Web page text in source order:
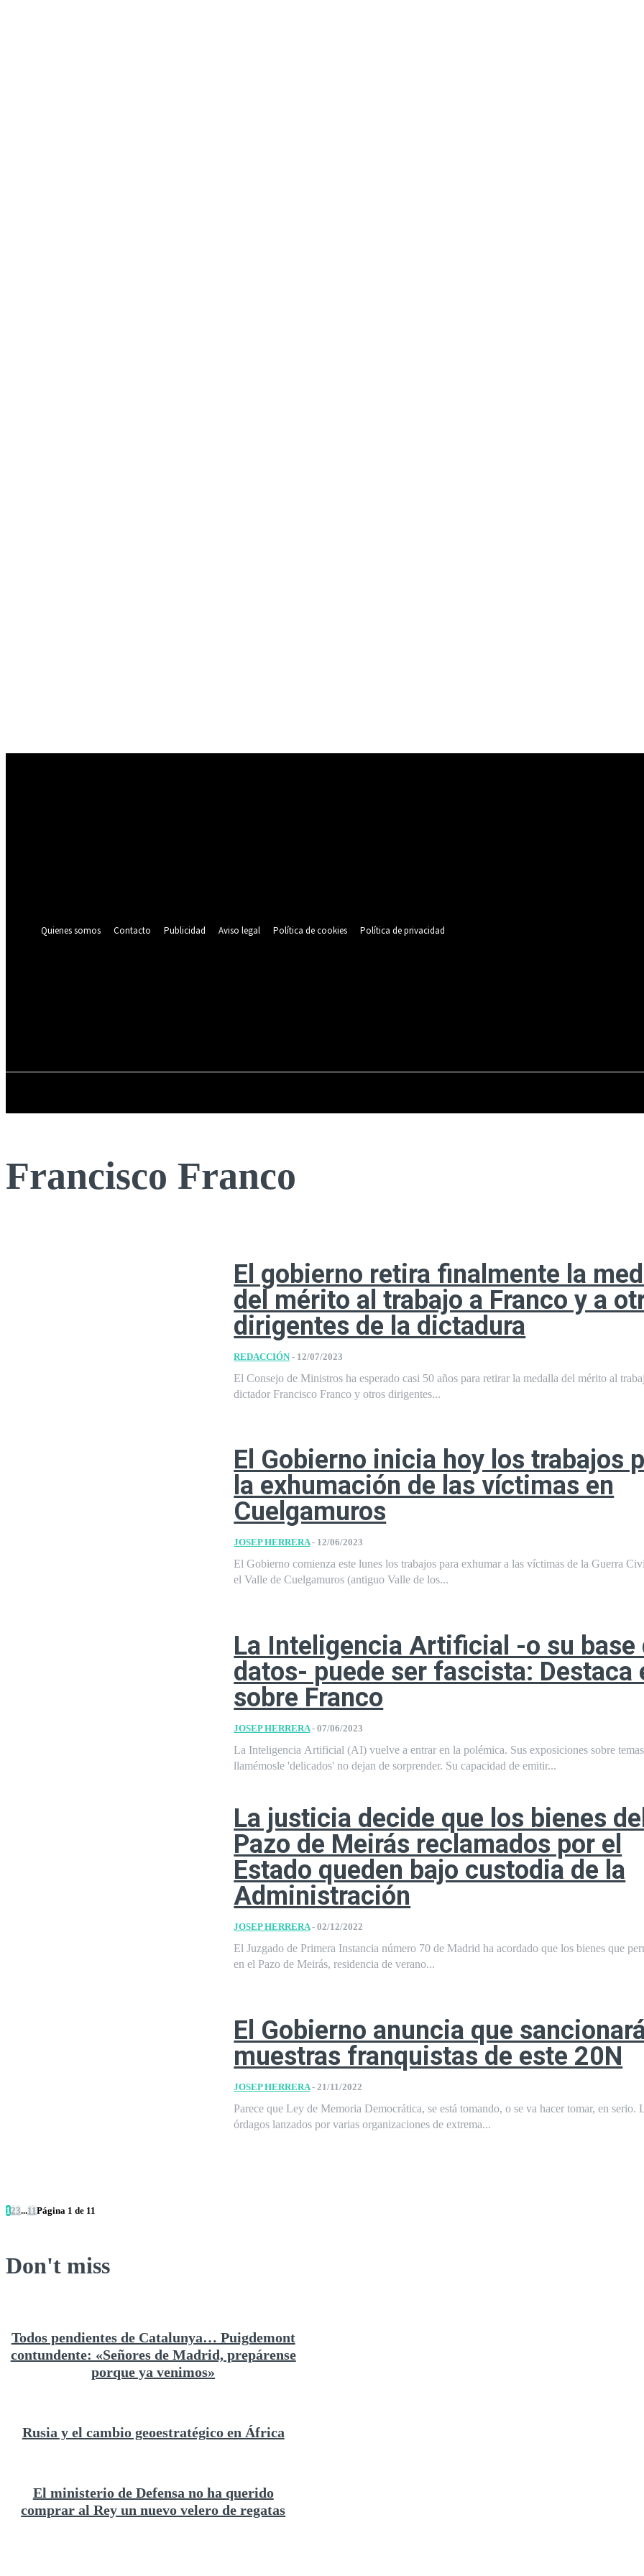
Quienes somos
Contacto Publicidad Aviso legal Política de cookies Política de privacidad
Francisco Franco
El gobierno retira finalmente la
del mérito al trabajo a Franco y a
dirigentes de la dictadura
REDACCIÓN - 12/07/2023
El Consejo de Ministros ha esperado casi 50 años para retirar la medalla del mérito al
dictador Francisco Franco y otros dirigentes...
El Gobierno inicia hoy los trabajos
la exhumación de las víctimas en
Cuelgamuros
JOSEP HERRERA - 12/06/2023
El Gobierno comienza este lunes los trabajos para exhumar a las víctimas de la Guerra
el Valle de Cuelgamuros (antiguo Valle de los...
La Inteligencia Artificial -o su base
datos- puede ser fascista: Destaca
sobre Franco
JOSEP HERRERA - 07/06/2023
La Inteligencia Artificial (AI) vuelve a entrar en la polémica. Sus exposiciones sobre temas
llamémosle 'delicados' no dejan de sorprender. Su capacidad de emitir...
La justicia decide que los bienes del
Pazo de Meirás reclamados por el
Estado queden bajo custodia de la
Administración
JOSEP HERRERA - 02/12/2022
El Juzgado de Primera Instancia número 70 de Madrid ha acordado que los bienes que
en el Pazo de Meirás, residencia de verano...
El Gobierno anuncia que
muestras franquistas de este 20N
JOSEP HERRERA - 21/11/2022
Parece que Ley de Memoria Democrática, se está tomando, o se va hacer tomar, en serio.
órdagos lanzados por varias organizaciones de extrema...
1 23...11Página 1 de 11
Don't miss
Todos pendientes de Catalunya… Puigdemont
contundente: «Señores de Madrid, prepárense
porque ya venimos»
Rusia y el cambio geoestratégico en África
El ministerio de Defensa no ha querido
comprar al Rey un nuevo velero de regatas